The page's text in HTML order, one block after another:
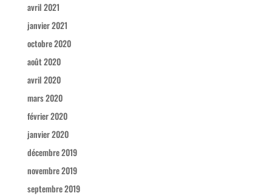
avril 2021
janvier 2021
octobre 2020
août 2020
avril 2020
mars 2020
février 2020
janvier 2020
décembre 2019
novembre 2019
septembre 2019